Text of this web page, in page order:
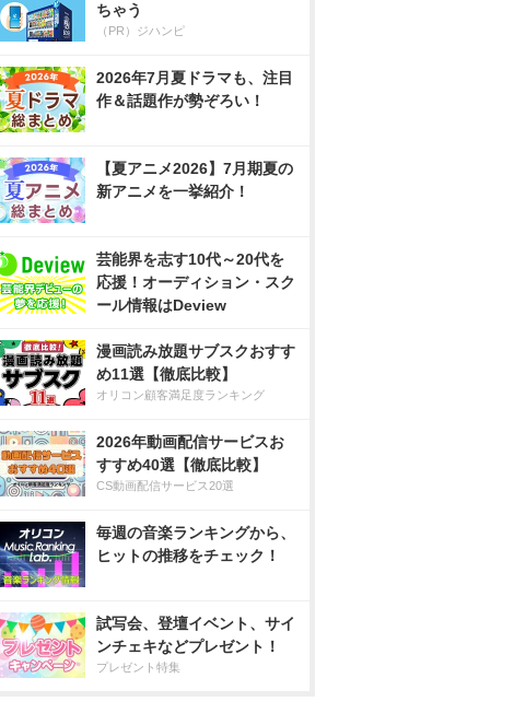
ちゃう
（PR）ジハンピ
2026年7月夏ドラマも、注目
作＆話題作が勢ぞろい！
【夏アニメ2026】7月期夏の
新アニメを一挙紹介！
芸能界を志す10代～20代を
応援！オーディション・スク
ール情報はDeview
漫画読み放題サブスクおすす
め11選【徹底比較】
オリコン顧客満足度ランキング
2026年動画配信サービスお
すすめ40選【徹底比較】
CS動画配信サービス20選
毎週の音楽ランキングから、
ヒットの推移をチェック！
試写会、登壇イベント、サイ
ンチェキなどプレゼント！
プレゼント特集